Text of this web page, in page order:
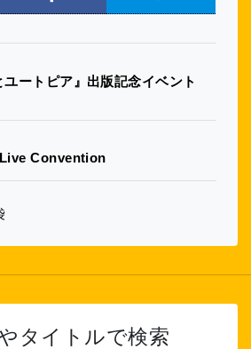
ユートピア』出版記念イベント
Convention
タイトルで検索